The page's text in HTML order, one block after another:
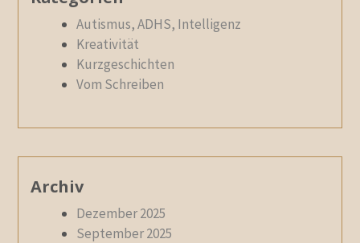
Autismus, ADHS, Intelligenz
Kreativität
Kurzgeschichten
Vom Schreiben
Archiv
Dezember 2025
September 2025